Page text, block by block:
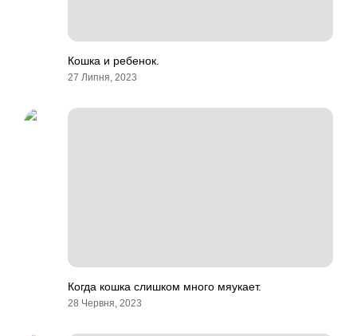
Кошка и ребенок.
27 Липня, 2023
Когда кошка слишком много мяукает.
28 Червня, 2023